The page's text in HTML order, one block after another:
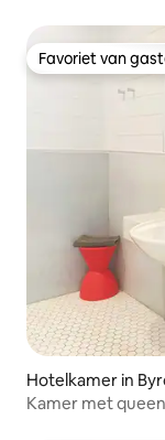
Favoriet van
Favoriet van
Hotelkamer in
Kamer met